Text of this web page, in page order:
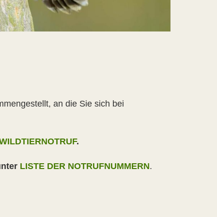
an die Sie sich bei
.
LISTE DER NOTRUFNUMMERN.